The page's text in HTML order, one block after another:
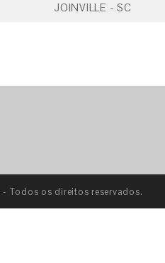
JOINVILLE - SC
Todos os direitos reservados.